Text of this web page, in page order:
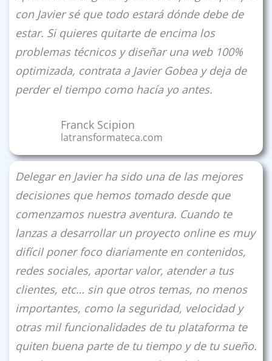
con Javier sé que todo estará dónde debe de
estar. Si quieres quitarte de encima los
problemas técnicos y diseñar una web 100%
optimizada, contrata a Javier Gobea y deja de
perder el tiempo como hací­a yo antes.
Franck Scipion
latransformateca.com
Delegar en Javier ha sido una de las mejores
decisiones que hemos tomado desde que
comenzamos nuestra aventura. Cuando te
lanzas a desarrollar un proyecto online es muy
difí­cil poner foco diariamente en contenidos,
redes sociales, aportar valor, atender a tus
clientes, etc… sin que otros temas, no menos
importantes, como la seguridad, velocidad y
otras mil funcionalidades de tu plataforma te
quiten buena parte de tu tiempo y de tu sueño.